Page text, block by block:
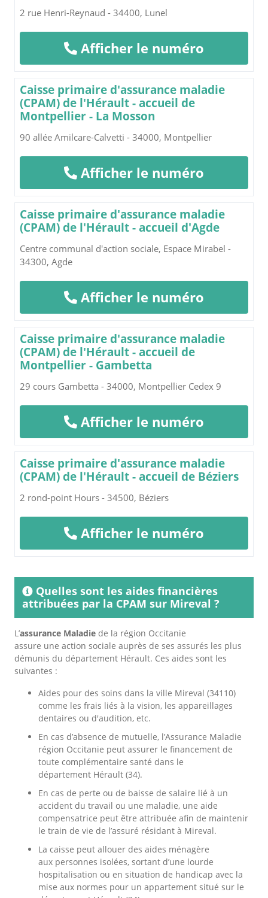
2 rue Henri-Reynaud - 34400, Lunel
Afficher le numéro
Caisse primaire d'assurance maladie
(CPAM) de l'Hérault - accueil de
Montpellier - La Mosson
90 allée Amilcare-Calvetti - 34000, Montpellier
Afficher le numéro
Caisse primaire d'assurance maladie
(CPAM) de l'Hérault - accueil d'Agde
Centre communal d'action sociale, Espace Mirabel -
34300, Agde
Afficher le numéro
Caisse primaire d'assurance maladie
(CPAM) de l'Hérault - accueil de
Montpellier - Gambetta
29 cours Gambetta - 34000, Montpellier Cedex 9
Afficher le numéro
Caisse primaire d'assurance maladie
(CPAM) de l'Hérault - accueil de Béziers
2 rond-point Hours - 34500, Béziers
Afficher le numéro
Quelles sont les aides financières
attribuées par la CPAM sur Mireval ?
L’assurance Maladie de la région Occitanie
assure une action sociale auprès de ses assurés les plus
démunis du département Hérault. Ces aides sont les
suivantes :
Aides pour des soins dans la ville Mireval (34110)
comme les frais liés à la vision, les appareillages
dentaires ou d'audition, etc.
En cas d’absence de mutuelle, l’Assurance Maladie
région Occitanie peut assurer le financement de
toute complémentaire santé dans le
département Hérault (34).
En cas de perte ou de baisse de salaire lié à un
accident du travail ou une maladie, une aide
compensatrice peut être attribuée afin de maintenir
le train de vie de l’assuré résidant à Mireval.
La caisse peut allouer des aides ménagère
aux personnes isolées, sortant d’une lourde
hospitalisation ou en situation de handicap avec la
mise aux normes pour un appartement situé sur le